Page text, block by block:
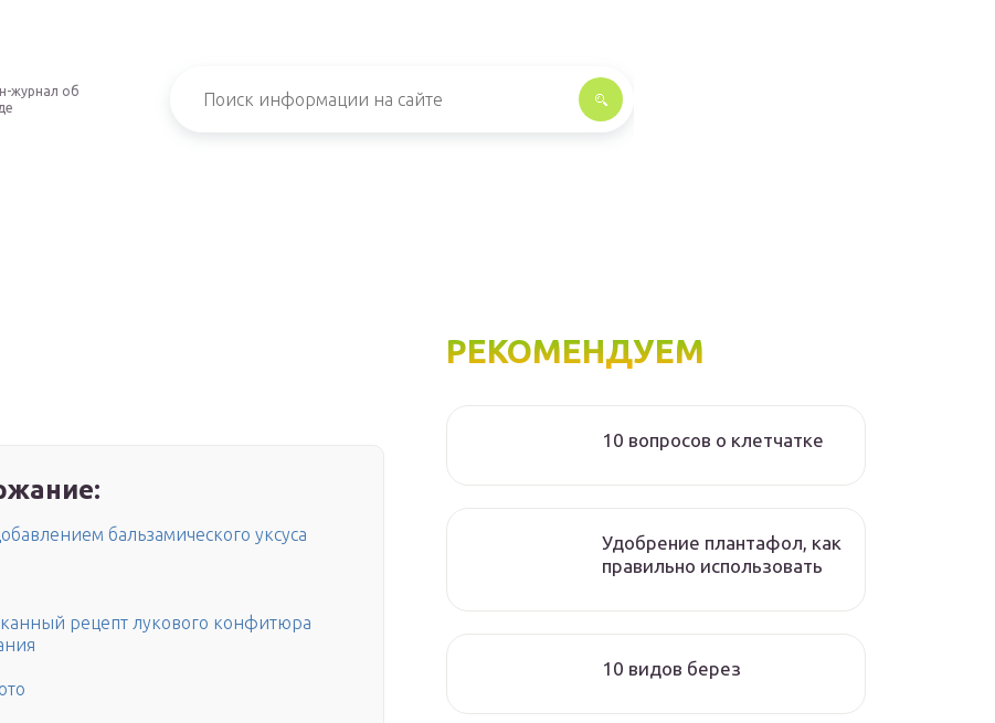
журнал об
бальзамического уксуса
рецепт лукового конфитюра
РЕКОМЕНДУЕМ
10 вопросов о клетчатке
Удобрение плантафол, как
правильно использовать
10 видов берез